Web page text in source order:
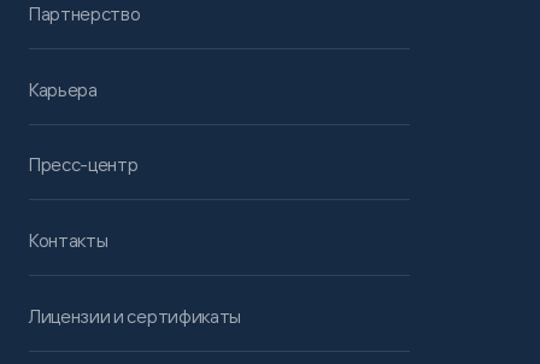
Партнерство
Карьера
Пресс-центр
Контакты
Лицензии и сертификаты